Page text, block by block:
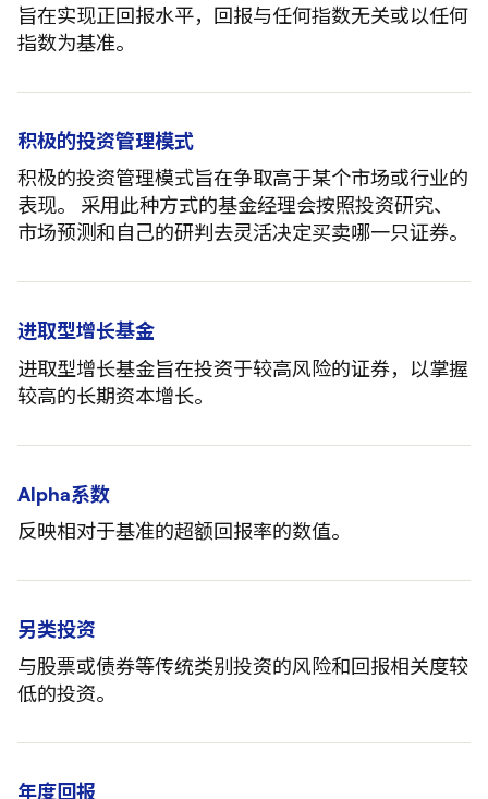
旨在实现正回报水平，回报与任何指数无关或以任何
指数为基准。
积极的投资管理模式
积极的投资管理模式旨在争取高于某个市场或行业的
表现。 采用此种方式的基金经理会按照投资研究、
市场预测和自己的研判去灵活决定买卖哪一只证券。
进取型增长基金
进取型增长基金旨在投资于较高风险的证券，以掌握
较高的长期资本增长。
Alpha系数
反映相对于基准的超额回报率的数值。
另类投资
与股票或债券等传统类别投资的风险和回报相关度较
低的投资。
年度回报